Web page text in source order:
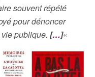
souvent répété
pour dénoncer
publique. […]«